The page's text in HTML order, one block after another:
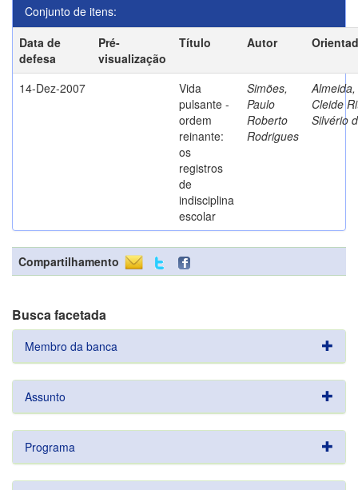
Conjunto de itens:
Data de
defesa
Pré-
visualização
Título Autor
14-Dez-2007
Vida
pulsante -
ordem
reinante:
os
registros
de
indisciplina
escolar
Simões,
Paulo
Roberto
Rodrigues
Almeida,
Cleide
Silvério
Compartilhamento
Busca facetada
Membro da banca
Assunto
Programa